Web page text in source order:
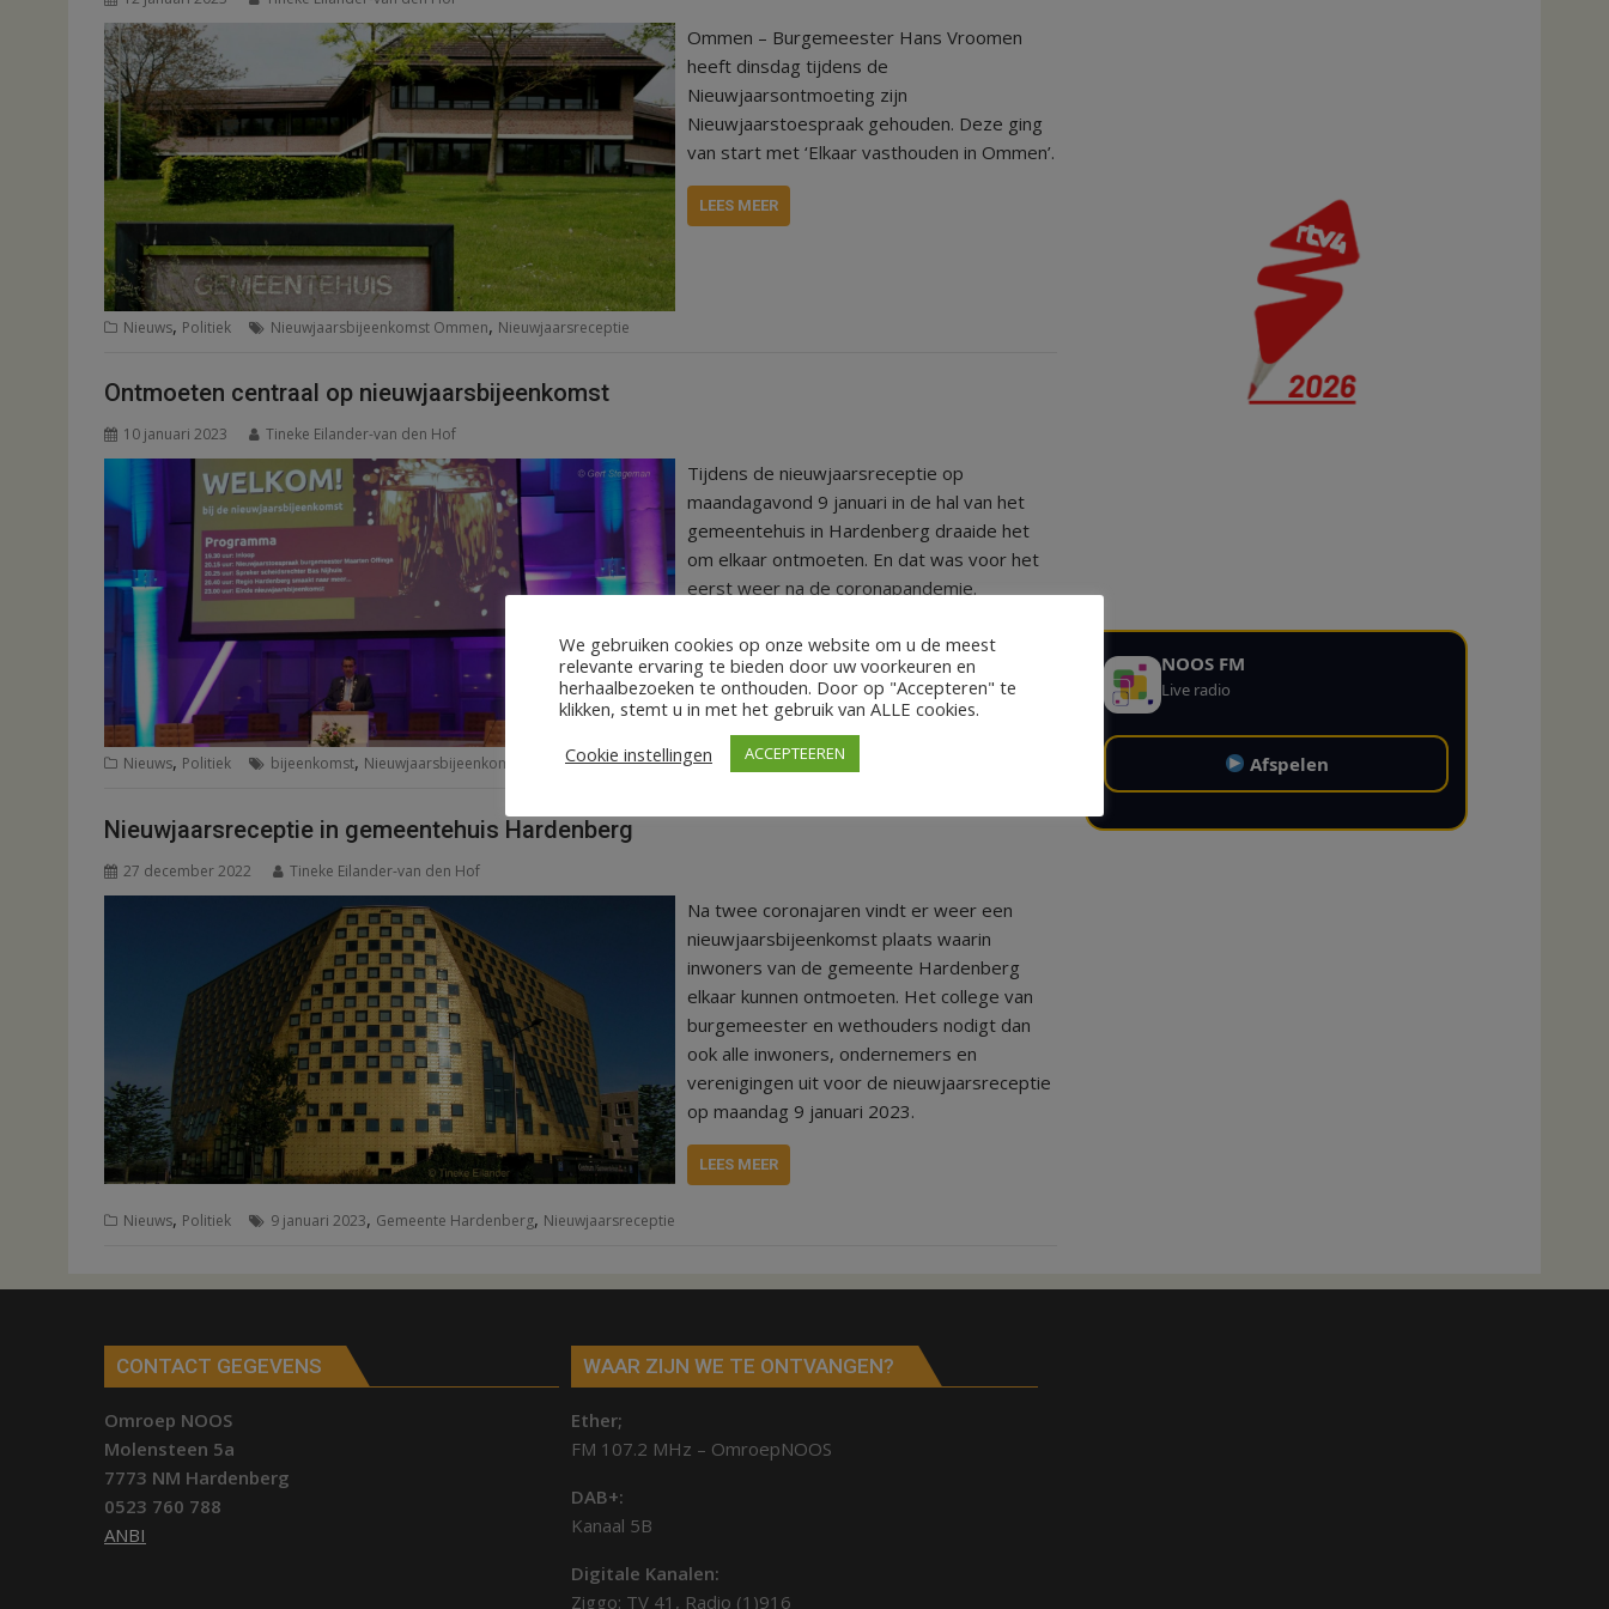
Ommen – Burgemeester Hans Vroomen
heeft dinsdag tijdens de
Nieuwjaarsontmoeting zijn
Nieuwjaarstoespraak gehouden. Deze ging
van start met ‘Elkaar vasthouden in Ommen’.
LEES MEER
Nieuws, Politiek Nieuwjaarsbijeenkomst Ommen, Nieuwjaarsreceptie
Ontmoeten centraal op nieuwjaarsbijeenkomst
10 januari 2023 Tineke Eilander-van den Hof
Tijdens de nieuwjaarsreceptie op
maandagavond 9 januari in de hal van het
gemeentehuis in Hardenberg draaide het
om elkaar ontmoeten. En dat was voor het
eerst weer na de coronapandemie.
LEES MEER
Nieuws, Politiek bijeenkomst, Nieuwjaarsbijeenkomst Hardenberg,Nieuwjaarsreceptie
Nieuwjaarsreceptie in gemeentehuis Hardenberg
27 december 2022 Tineke Eilander-van den Hof
Na twee coronajaren vindt er weer een
nieuwjaarsbijeenkomst plaats waarin
inwoners van de gemeente Hardenberg
elkaar kunnen ontmoeten. Het college van
burgemeester en wethouders nodigt dan
ook alle inwoners, ondernemers en
verenigingen uit voor de nieuwjaarsreceptie
op maandag 9 januari 2023.
LEES MEER
Nieuws, Politiek 9 januari 2023, Gemeente Hardenberg, Nieuwjaarsreceptie
NOOS FM
Live radio
Afspelen
CONTACT GEGEVENS
Omroep NOOS
Molensteen 5a
7773 NM Hardenberg
0523 760 788
ANBI
WAAR ZIJN WE TE ONTVANGEN?
Ether;
FM 107.2 MHz – OmroepNOOS
DAB+:
Kanaal 5B
Digitale Kanalen:
Ziggo: TV 41, Radio (1)916
We gebruiken cookies op onze website om u de meest
relevante ervaring te bieden door uw voorkeuren en
herhaalbezoeken te onthouden. Door op "Accepteren" te
klikken, stemt u in met het gebruik van ALLE cookies.
Cookie instellingen
ACCEPTEEREN